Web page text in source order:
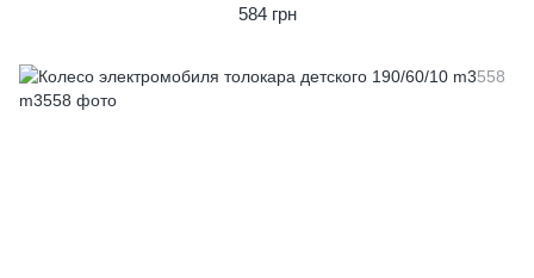
584 грн